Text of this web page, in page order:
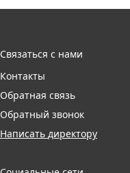
Связаться с нами
Контакты
Обратная связь
Обратный звонок
Написать директору